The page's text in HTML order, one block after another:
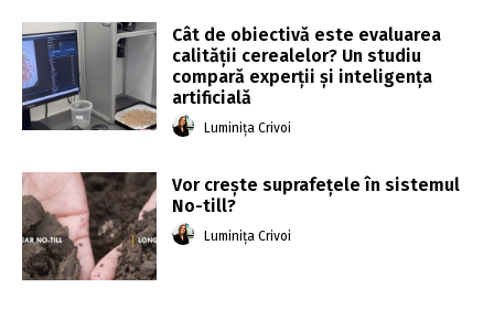
Cât de obiectivă este evaluarea
calității cerealelor? Un studiu
compară experții și inteligența
artificială
Luminița Crivoi
Vor crește suprafețele în sistemul
No-till?
Luminița Crivoi